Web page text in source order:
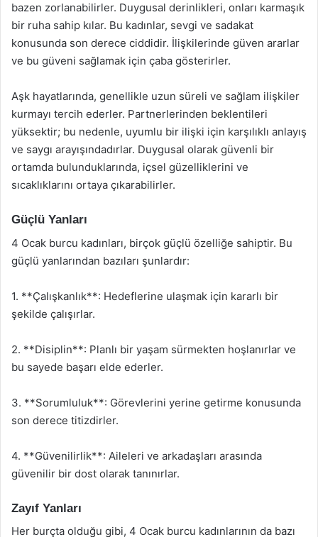
bazen zorlanabilirler. Duygusal derinlikleri, onları karmaşık
bir ruha sahip kılar. Bu kadınlar, sevgi ve sadakat
konusunda son derece ciddidir. İlişkilerinde güven ararlar
ve bu güveni sağlamak için çaba gösterirler.
Aşk hayatlarında, genellikle uzun süreli ve sağlam ilişkiler
kurmayı tercih ederler. Partnerlerinden beklentileri
yüksektir; bu nedenle, uyumlu bir ilişki için karşılıklı anlayış
ve saygı arayışındadırlar. Duygusal olarak güvenli bir
ortamda bulunduklarında, içsel güzelliklerini ve
sıcaklıklarını ortaya çıkarabilirler.
Güçlü Yanları
4 Ocak burcu kadınları, birçok güçlü özelliğe sahiptir. Bu
güçlü yanlarından bazıları şunlardır:
1. **Çalışkanlık**: Hedeflerine ulaşmak için kararlı bir
şekilde çalışırlar.
2. **Disiplin**: Planlı bir yaşam sürmekten hoşlanırlar ve
bu sayede başarı elde ederler.
3. **Sorumluluk**: Görevlerini yerine getirme konusunda
son derece titizdirler.
4. **Güvenilirlik**: Aileleri ve arkadaşları arasında
güvenilir bir dost olarak tanınırlar.
Zayıf Yanları
Her burçta olduğu gibi, 4 Ocak burcu kadınlarının da bazı